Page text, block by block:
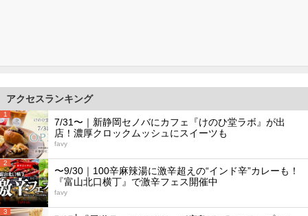
アクセスランキング
1
7/31〜｜新静岡セノバにカフェ『けのひ堂ラボ』が出
店！濃厚クロックムッシュにスイーツも
favy
2
〜9/30｜100辛麻辣湯に激辛超えの“インド辛”カレーも！
『富山北口横丁』で激辛フェス開催中
favy
3